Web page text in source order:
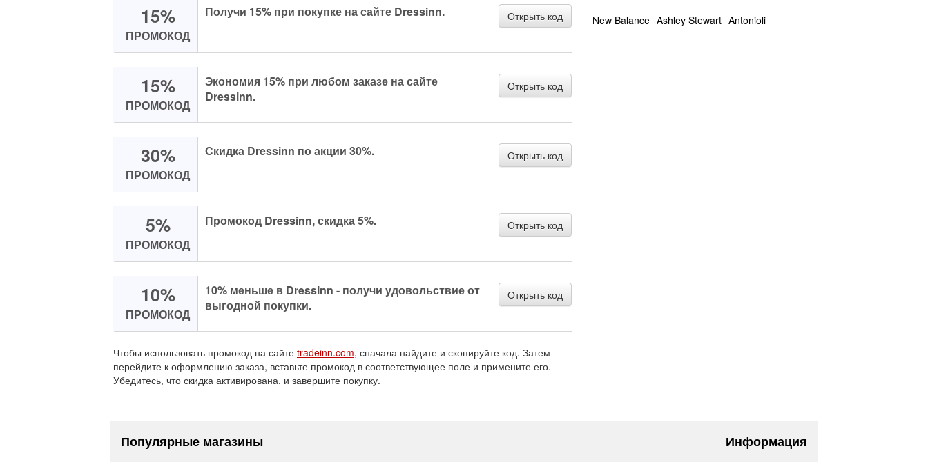
15%
ПРОМОКОД
Получи 15% при покупке на сайте Dressinn. Открыть код
15%
ПРОМОКОД
Экономия 15% при любом заказе на сайте
Dressinn.
Открыть код
30%
ПРОМОКОД
Скидка Dressinn по акции 30%. Открыть код
5%
ПРОМОКОД
Промокод Dressinn, скидка 5%. Открыть код
10%
ПРОМОКОД
10% меньше в Dressinn - получи удовольствие от
выгодной покупки.
Открыть код
Чтобы использовать промокод на сайте tradeinn.com, сначала найдите и скопируйте код. Затем
перейдите к оформлению заказа, вставьте промокод в соответствующее поле и примените его.
Убедитесь, что скидка активирована, и завершите покупку.
New Balance Ashley Stewart Antonioli
Популярные магазины Информация